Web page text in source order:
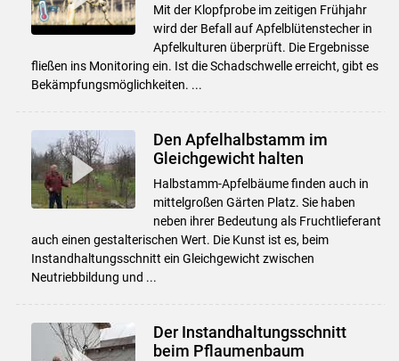
Mit der Klopfprobe im zeitigen Frühjahr
wird der Befall auf Apfelblütenstecher in
Apfelkulturen überprüft. Die Ergebnisse
fließen ins Monitoring ein. Ist die Schadschwelle erreicht, gibt es
Bekämpfungsmöglichkeiten. ...
Den Apfelhalbstamm im
Gleichgewicht halten
Halbstamm-Apfelbäume finden auch in
mittelgroßen Gärten Platz. Sie haben
neben ihrer Bedeutung als Fruchtlieferant
auch einen gestalterischen Wert. Die Kunst ist es, beim
Instandhaltungsschnitt ein Gleichgewicht zwischen
Neutriebbildung und ...
Der Instandhaltungsschnitt
beim Pflaumenbaum